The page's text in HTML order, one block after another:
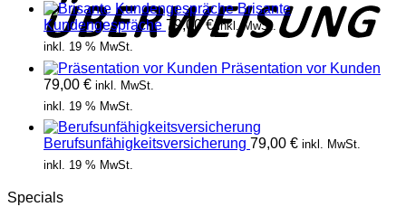
Brisante
Kundengespräche 79,00€ inkl. MwSt.
inkl. 19 % MwSt.
Präsentation vor Kunden
79,00 € inkl. MwSt.
inkl. 19 % MwSt.
Berufsunfähigkeitsversicherung 79,00 € inkl. MwSt.
inkl. 19 % MwSt.
Specials